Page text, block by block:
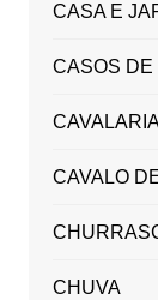
CASA E
CASOS DE
CAVALO
CHUVA